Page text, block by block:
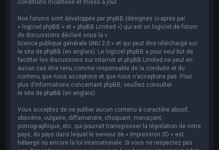
conditions modifiées et mises à jour.
Nos forums sont développés par phpBB (désignés ci-après par
« logiciel phpBB » et « phpBB Limited ») qui est un logiciel de forum
de discussions déclaré sous la «
licence publique générale GNU 2.0 » et qui peut être téléchargé sur
le site de phpBB (en anglais). Le logiciel phpBB a pour seul but de
faciliter les discussions sur internet et phpBB Limited ne peut en
aucun cas être tenu comme responsable de la conduite et du
contenu que nous acceptons et que nous n’acceptons pas. Pour
plus d’informations concernant phpBB, veuillez consulter
le site de phpBB (en anglais).
Vous acceptez de ne publier aucun contenu à caractère abusif,
obscène, vulgaire, diffamatoire, choquant, menaçant,
pornographique, etc. qui pourrait transgresser la législation de votre
pays, du pays dans lequel le serveur de « Impression 3D » est
hébergé ou encore la loi internationale. Si vous ne respectez pas